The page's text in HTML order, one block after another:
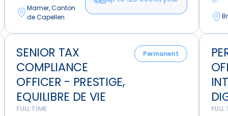
Mamer, Canton
de Capellen
heure
SENIOR TAX
COMPLIANCE
OFFICER - PRESTIGE,
EQUILIBRE DE VIE
Permanent
FULL TIME
Senior
Tax
Compliance
Officer
Prestige,
FULL
Personal
Tax
Officer